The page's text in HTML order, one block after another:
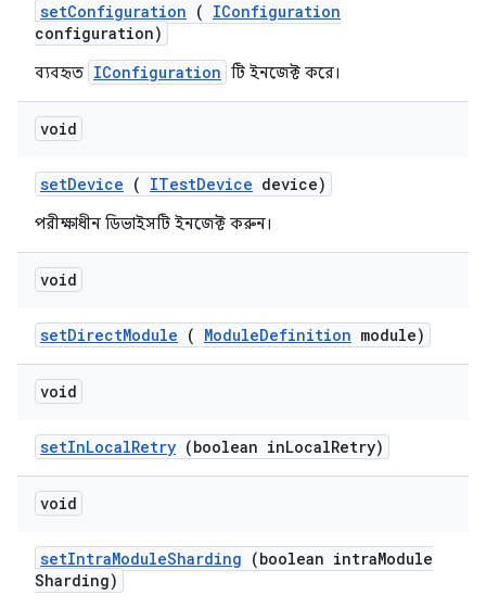
setConfiguration ( IConfiguration
configuration)
ব্যবহৃত IConfiguration টি ইনজেক্ট করে।
void
setDevice ( ITestDevice device)
পরীক্ষাধীন ডিভাইসটি ইনজেক্ট করুন।
void
setDirectModule ( ModuleDefinition module)
void
setInLocalRetry (boolean inLocalRetry)
void
setIntraModuleSharding (boolean intraModule
Sharding)